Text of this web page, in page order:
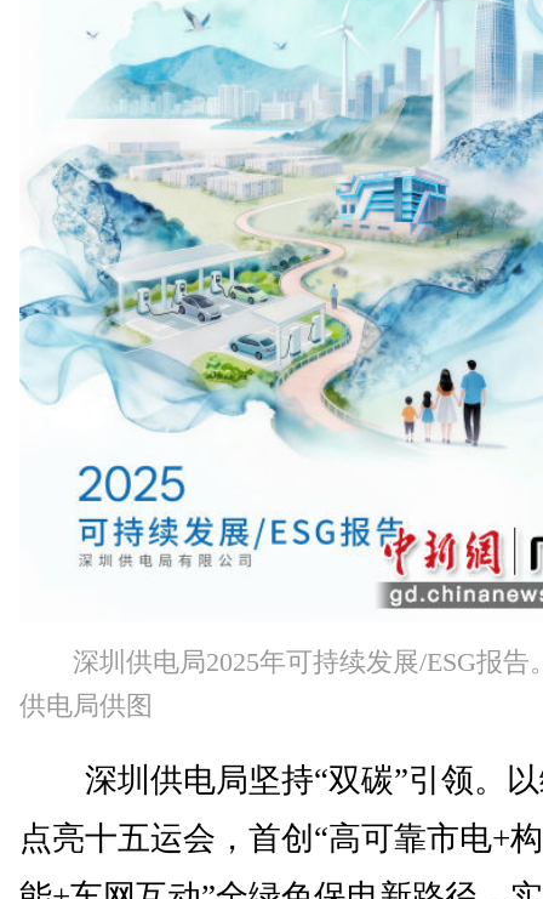
深圳供电局2025年可持续发展/ESG报告
供电局供图
深圳供电局坚持“双碳”引领。以
点亮十五运会，首创“高可靠市电+